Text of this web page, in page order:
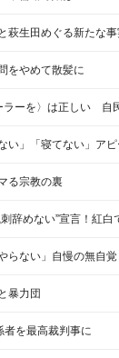
萩生田めぐる新たな
をやめて散髪に
ラーを〉は正しい 自
い」「寝てない」ア
る宗教の裏
辞めない”宣言！紅
らない」自慢の無自覚
暴力団
者を最高裁判事に